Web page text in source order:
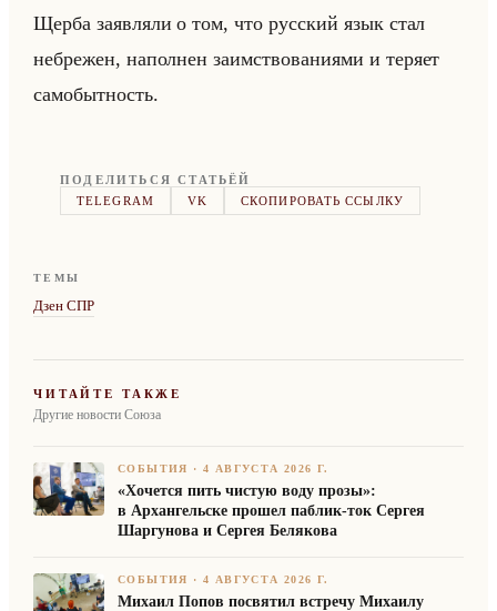
Щерба за­яв­ля­ли о том, что рус­ский язык стал
небре­жен, на­пол­нен за­им­ство­ва­ни­ями и те­ря­ет
са­мо­быт­ность.
ПОДЕЛИТЬСЯ СТАТЬЁЙ
TELEGRAM
VK СКОПИРОВАТЬ ССЫЛКУ
ТЕМЫ
Дзен СПР
ЧИТАЙТЕ ТАКЖЕ
Другие новости Союза
СОБЫТИЯ ·4 АВГУСТА 2026 Г.
«Хочется пить чистую воду прозы»:
в Архангельске прошел паблик-ток Сергея
Шаргунова и Сергея Белякова
СОБЫТИЯ ·4 АВГУСТА 2026 Г.
Михаил Попов посвятил встречу Михаилу